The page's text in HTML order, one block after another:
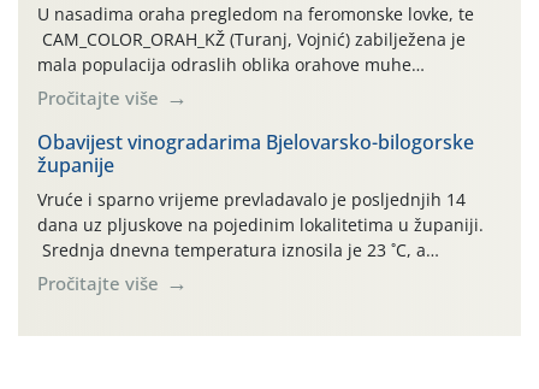
U nasadima oraha pregledom na feromonske lovke, te
CAM_COLOR_ORAH_KŽ (Turanj, Vojnić) zabilježena je
mala populacija odraslih oblika orahove muhe
(Rhagoletis completa). Niska brojnost može se objasniti
činjenicom da je riječ o mladim nasadima s vrlo malim
urodom, što je povezano i s manjim brojem prezimjelih
jedinki. U starijim nasadima, na žutim ljepljivim Rebell
pločama s […]
Pročitajte više
Obavijest vinogradarima Bjelovarsko-bilogorske
županije
Vruće i sparno vrijeme prevladavalo je posljednjih 14
dana uz pljuskove na pojedinim lokalitetima u županiji.
Srednja dnevna temperatura iznosila je 23 ˚C, a
maksimalne su posljednjih dana dosezale do 35 ˚C.
Simptome plamenjače vinove loze (Plasmoparas
Pročitajte više